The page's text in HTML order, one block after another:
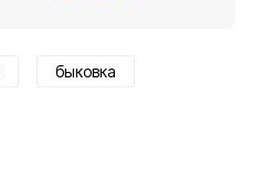
быковка